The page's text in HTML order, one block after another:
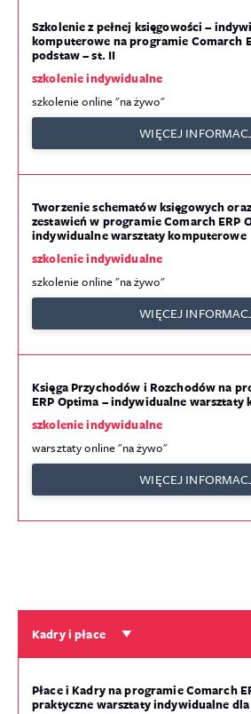
Szkolenie z pełnej księgowości –
komputerowe na programie Comarch
podstaw – st. II
szkolenie indywidualne
szkolenie online "na żywo"
WIĘCEJ
Tworzenie schematów księgowych
zestawień w programie Comarch ERP
indywidualne warsztaty komputerowe
szkolenie indywidualne
szkolenie online "na żywo"
WIĘCEJ
Księga Przychodów i Rozchodów na
ERP Optima – indywidualne warsztaty
szkolenie indywidualne
warsztaty online "na żywo"
WIĘCEJ
Kadry i płace
Płace i Kadry na programie Comarch
praktyczne warsztaty indywidualne